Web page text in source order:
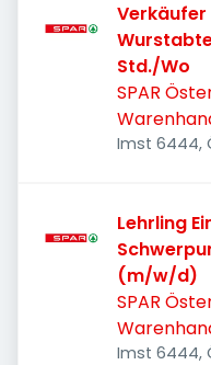
Verkäufer
Std./Wo
SPAR
Imst 6444,
Lehrling
(m/w/d)
SPAR
Imst 6444,